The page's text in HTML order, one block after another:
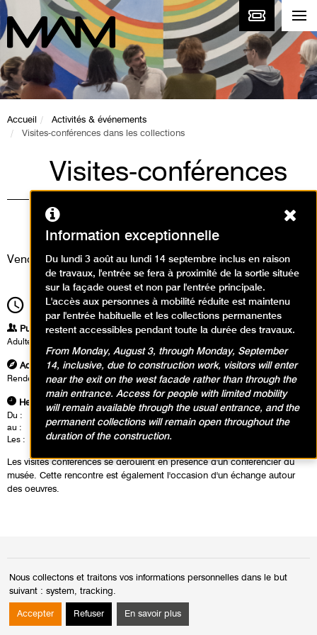
Nous collectons et traitons vos informations personnelles dans le but
suivant : system, tracking.
Accepter Refuser En savoir plus
Accueil
Activités & événements
Visites-conférences dans les collections
Visites-conférences
dans les collections
Visites
Vendredi 17 janvier 2025
12h30Durée1h30
Publics
Adultes
Adresse
Rendez vous dans le hall du musée à l'accueil groupe
Heures
Du :
au :
Lundi 17 février 2025
Les :
vendredis de 12h30 à 14h00
Les visites conférences se déroulent en présence d'un conférencier du
musée. Cette rencontre est également l'occasion d'un échange autour
des oeuvres.
Calendrier des événements
août 2026
Mois
précédent
Information exceptionnelle
Du lundi 3 août au lundi 14 septembre inclus en raison
de travaux, l'entrée se fera à proximité de la sortie située
sur la façade ouest et non par l'entrée principale.
L'accès aux personnes à mobilité réduite est maintenu
par l'entrée habituelle et les collections permanentes
restent accessibles pendant toute la durée des travaux.
From Monday, August 3, through Monday, September
14, inclusive, due to construction work, visitors will enter
near the exit on the west facade rather than through the
main entrance. Access for people with limited mobility
will remain available through the usual entrance, and the
permanent collections will remain open throughout the
duration of the construction.